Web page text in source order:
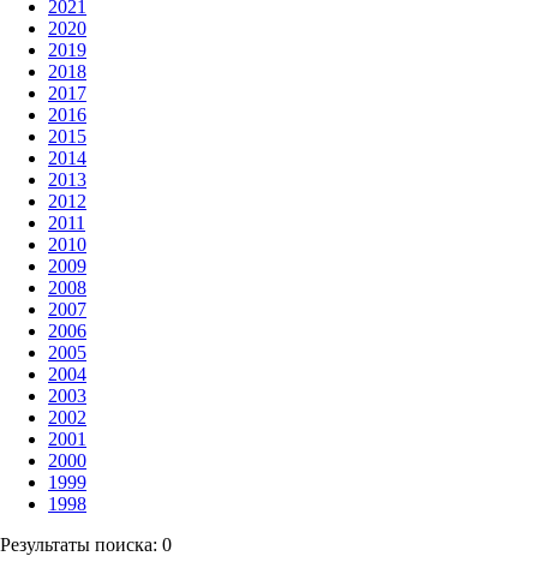
2021
2020
2019
2018
2017
2016
2015
2014
2013
2012
2011
2010
2009
2008
2007
2006
2005
2004
2003
2002
2001
2000
1999
1998
Результаты поиска: 0